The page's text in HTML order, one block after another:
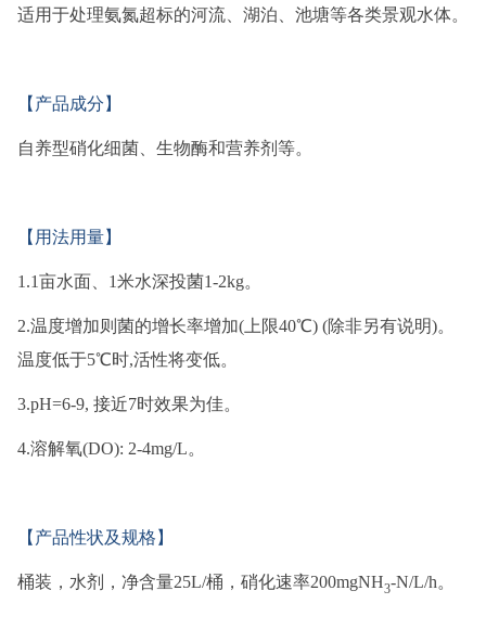
适用于处理氨氮超标的河流、湖泊、池塘等各类景观水体。
【产品成分】
自养型硝化细菌、生物酶和营养剂等。
【用法用量】
1.1亩水面、1米水深投菌1-2kg。
2.温度增加则菌的增长率增加(上限40℃) (除非另有说明)。
温度低于5℃时,活性将变低。
3.pH=6-9, 接近7时效果为佳。
4.溶解氧(DO): 2-4mg/L。
【产品性状及规格】
桶装，水剂，净含量25L/桶，硝化速率200mgNH3-N/L/h。